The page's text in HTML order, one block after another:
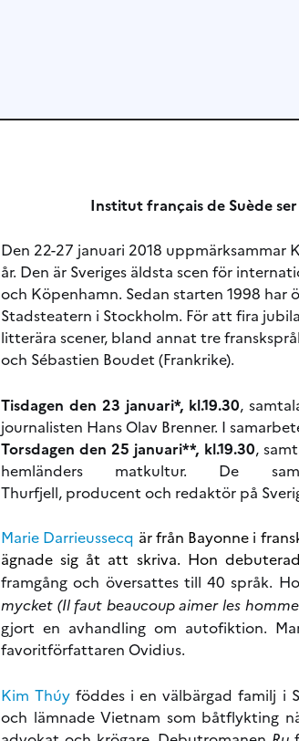
Institut français de Suède
Den 22-27 januari 2018
år. Den är Sveriges äldsta scen för
och Köpenhamn. Sedan starten 1998
Stadsteatern i Stockholm. För att fira
litterära scener, bland annat tre
och Sébastien Boudet (Frankrike).
Tisdagen den 23 januari*, kl.19.30,
journalisten Hans Olav Brenner. I
Torsdagen den 25 januari**, kl.19.30,
hemländers matkultur. De
Thurfjell, producent och redaktör på
Marie Darrieussecq är från Bayonne i
ägnade sig åt att skriva. Hon
framgång och översattes till 40 språk.
mycket (Il faut beaucoup aimer les
gjort en avhandling om autofiktion.
favoritförfattaren Ovidius.
Kim Thúyföddes i en välbärgad familj i
och lämnade Vietnam som båtflykting